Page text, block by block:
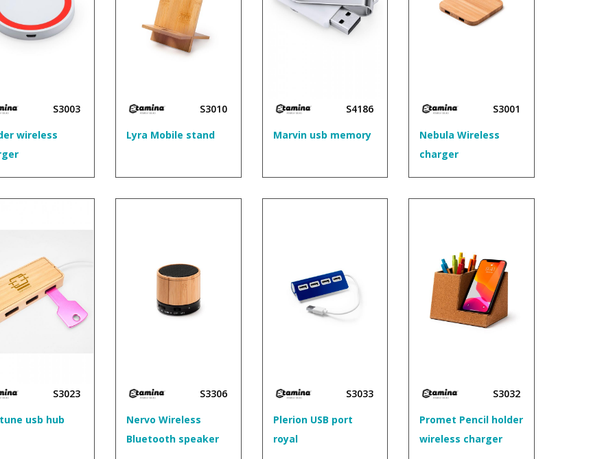
S3003
wireless
S3010
Lyra Mobile stand
S4186
Marvin usb memory
S3001
Nebula Wireless
charger
S3023
usb hub
S3306
Nervo Wireless
Bluetooth speaker
S3033
Plerion USB port
royal
S3032
Promet Pencil holder
wireless charger